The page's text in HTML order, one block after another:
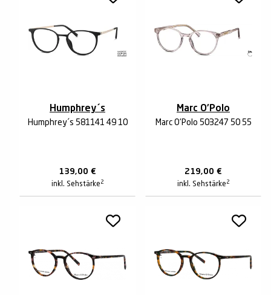
Humphrey´s
Humphrey´s 581141 49 10
139,00 €
inkl. Sehstärke 2
Marc O'Polo
Marc O'Polo 503247 50 55
219,00 €
inkl. Sehstärke 2